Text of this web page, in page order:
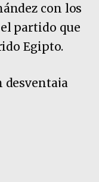
con los
partido que
Egipto.
desventaja